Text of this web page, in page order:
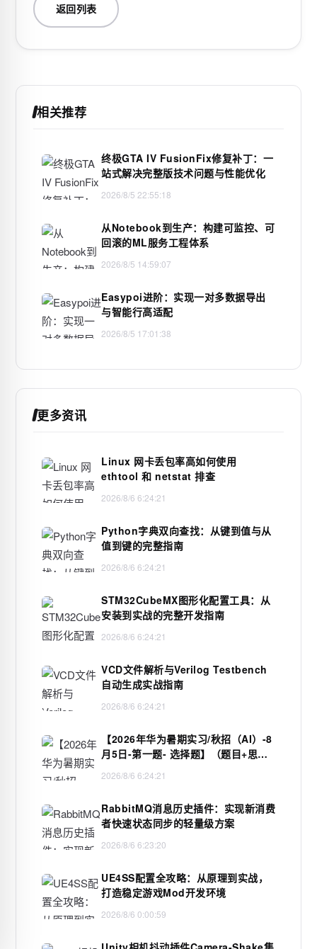
返回列表
相关推荐
终极GTA IV FusionFix修复补丁：一
站式解决完整版技术问题与性能优化
2026/8/5 22:55:18
从Notebook到生产：构建可监控、可
回滚的ML服务工程体系
2026/8/5 14:59:07
Easypoi进阶：实现一对多数据导出
与智能行高适配
2026/8/5 17:01:38
更多资讯
Linux 网卡丢包率高如何使用
ethtool 和 netstat 排查
2026/8/6 6:24:21
Python字典双向查找：从键到值与从
值到键的完整指南
2026/8/6 6:24:21
STM32CubeMX图形化配置工具：从
安装到实战的完整开发指南
2026/8/6 6:24:21
VCD文件解析与Verilog Testbench
自动生成实战指南
2026/8/6 6:24:21
【2026年华为暑期实习/秋招（AI）-8
月5日-第一题- 选择题】（题目+思路
2026/8/6 6:24:21
RabbitMQ消息历史插件：实现新消费
者快速状态同步的轻量级方案
2026/8/6 6:23:20
UE4SS配置全攻略：从原理到实战，
打造稳定游戏Mod开发环境
2026/8/6 0:00:59